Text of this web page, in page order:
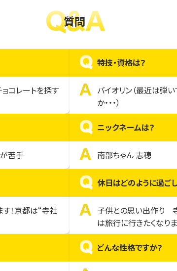
Q&A
質問
コレートを探す
Q 特技・資格は？
A バイオリン（最近は弾
か・・・）
苦手
Q ニックネームは？
A 南部ちゃん 志穂
！京都は“寺社
Q 休日はどのように過ご
A 子供との思い出作り
は旅行に行きたくなり
Q どんな性格ですか？